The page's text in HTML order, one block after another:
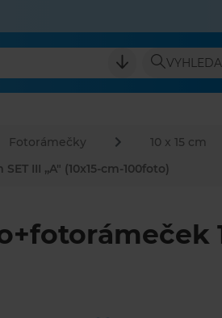
Fotorámečky
10 x 15 cm
III ,,A" (10x15-cm-100foto)